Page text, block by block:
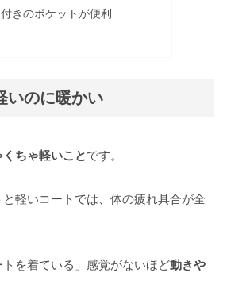
きのポケットが便利
いのに暖かい
ちゃ軽いことです。
軽いコートでは、体の疲れ具合が全
を着ている」感覚がないほど動きや